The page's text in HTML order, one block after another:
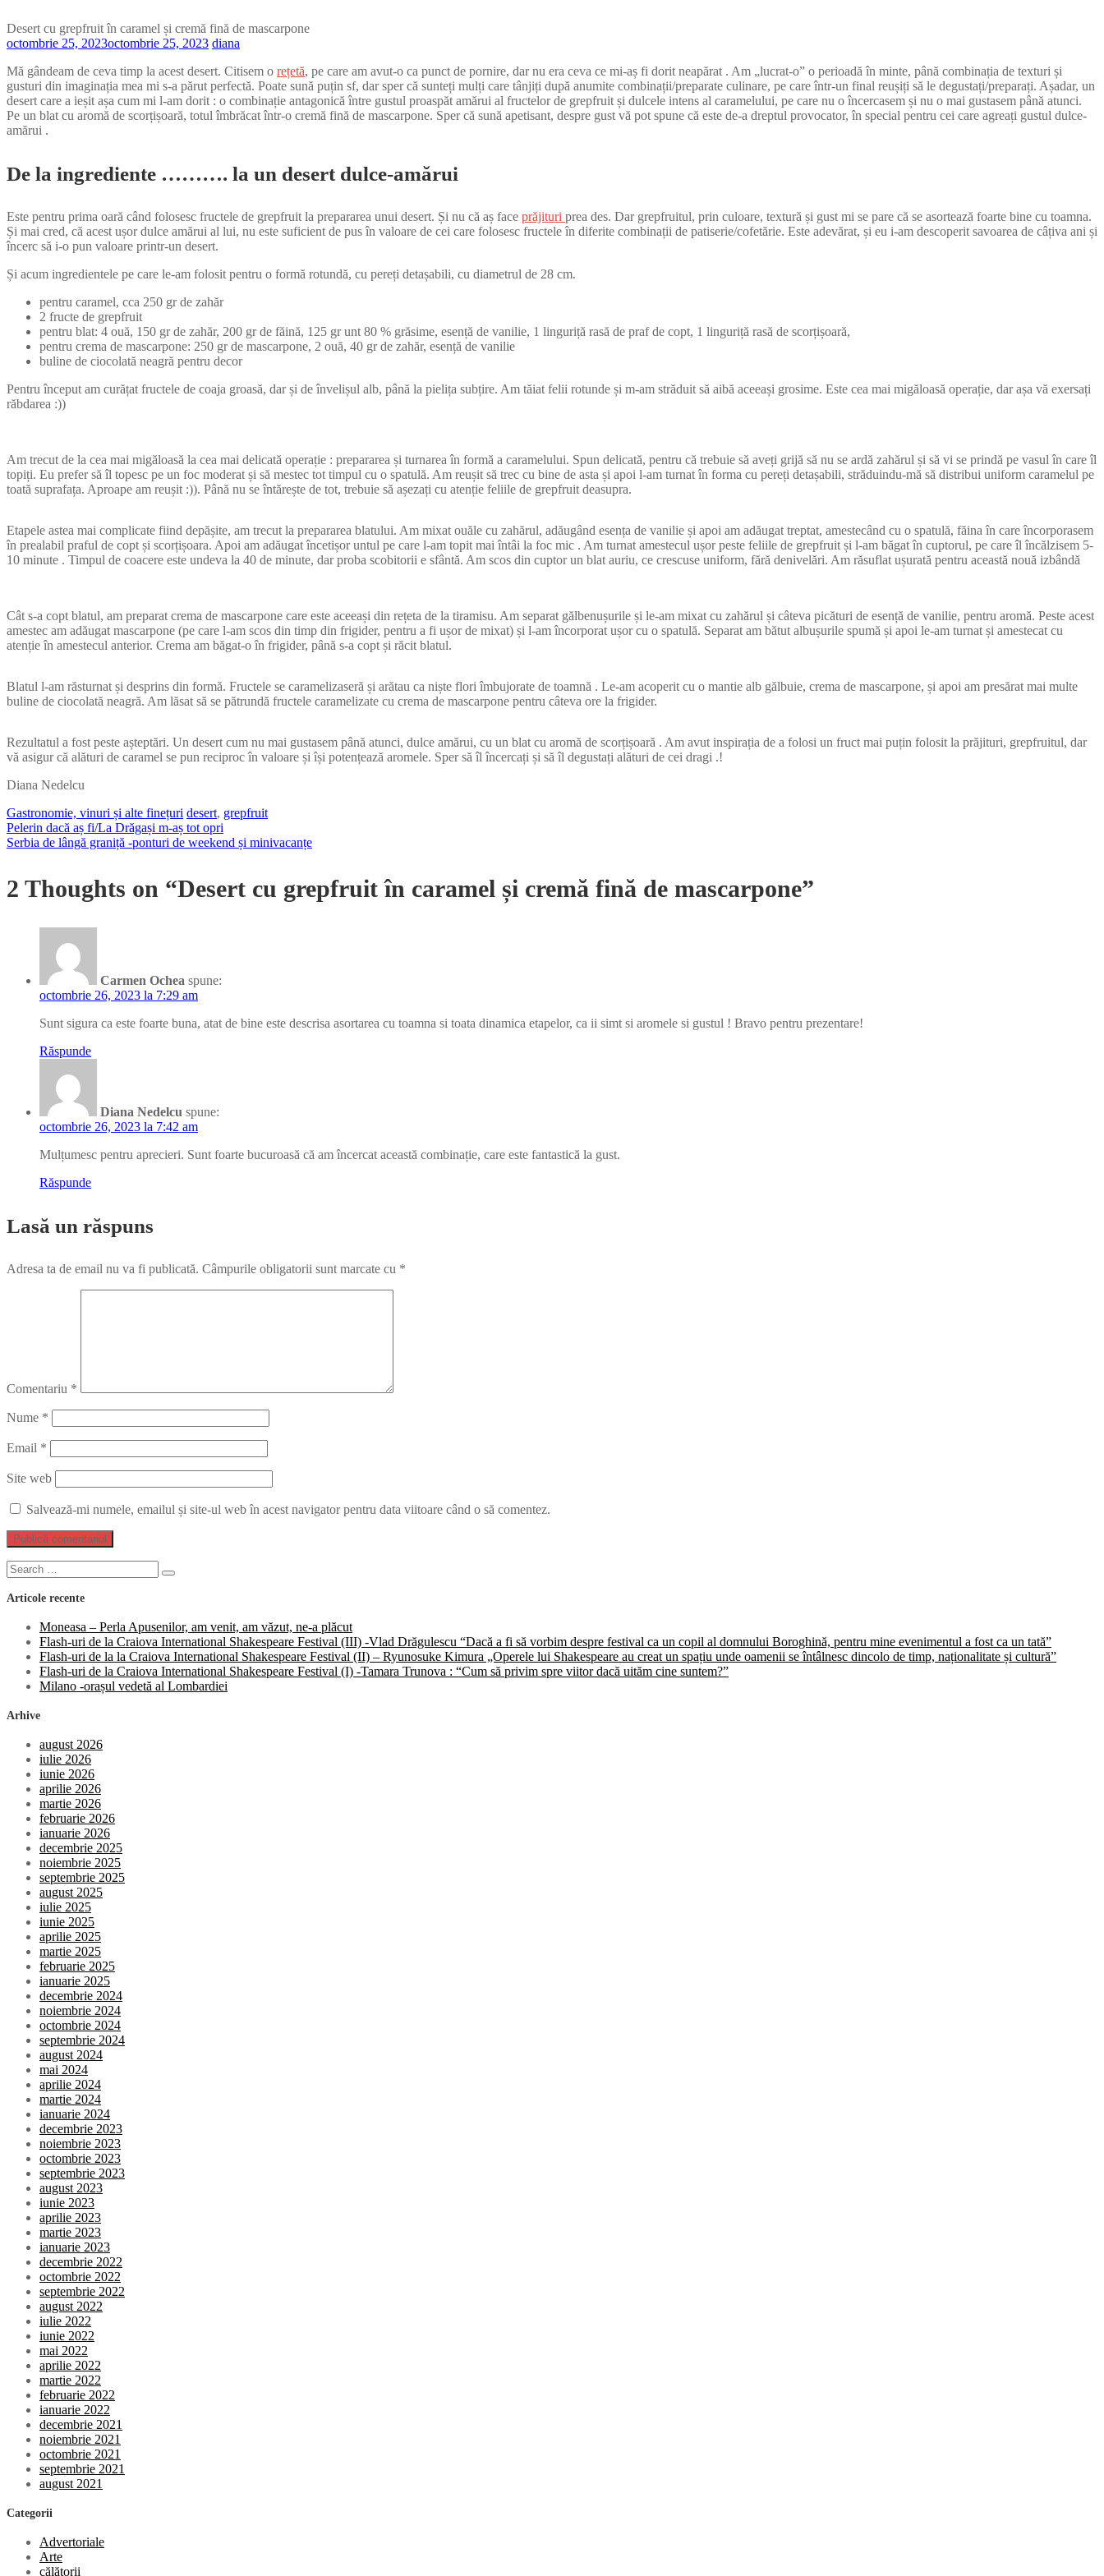
Desert cu grepfruit în caramel și cremă fină de mascarpone
octombrie 25, 2023octombrie 25, 2023 diana
Mă gândeam de ceva timp la acest desert. Citisem o rețetă, pe care am avut-o ca punct de pornire, dar nu era ceva ce mi-aș fi dorit neapărat . Am „lucrat-o” o perioadă în minte, până combinația de texturi și
gusturi din imaginația mea mi s-a părut perfectă. Poate sună puțin sf, dar sper că sunteți mulți care tânjiți după anumite combinații/preparate culinare, pe care într-un final reușiți să le degustați/preparați. Așadar, un
desert care a ieșit așa cum mi l-am dorit : o combinație antagonică între gustul proaspăt amărui al fructelor de grepfruit și dulcele intens al caramelului, pe care nu o încercasem și nu o mai gustasem până atunci.
Pe un blat cu aromă de scorțișoară, totul îmbrăcat într-o cremă fină de mascarpone. Sper că sună apetisant, despre gust vă pot spune că este de-a dreptul provocator, în special pentru cei care agreați gustul dulce-
amărui .
De la ingrediente ………. la un desert dulce-amărui
Este pentru prima oară când folosesc fructele de grepfruit la prepararea unui desert. Și nu că aș face prăjituri prea des. Dar grepfruitul, prin culoare, textură și gust mi se pare că se asortează foarte bine cu toamna.
Și mai cred, că acest ușor dulce amărui al lui, nu este suficient de pus în valoare de cei care folosesc fructele în diferite combinații de patiserie/cofetărie. Este adevărat, și eu i-am descoperit savoarea de câțiva ani și
încerc să i-o pun valoare printr-un desert.
Și acum ingredientele pe care le-am folosit pentru o formă rotundă, cu pereți detașabili, cu diametrul de 28 cm.
pentru caramel, cca 250 gr de zahăr
2 fructe de grepfruit
pentru blat: 4 ouă, 150 gr de zahăr, 200 gr de făină, 125 gr unt 80 % grăsime, esență de vanilie, 1 linguriță rasă de praf de copt, 1 linguriță rasă de scorțișoară,
pentru crema de mascarpone: 250 gr de mascarpone, 2 ouă, 40 gr de zahăr, esență de vanilie
buline de ciocolată neagră pentru decor
Pentru început am curățat fructele de coaja groasă, dar și de învelișul alb, până la pielița subțire. Am tăiat felii rotunde și m-am străduit să aibă aceeași grosime. Este cea mai migăloasă operație, dar așa vă exersați
răbdarea :))
Am trecut de la cea mai migăloasă la cea mai delicată operație : prepararea și turnarea în formă a caramelului. Spun delicată, pentru că trebuie să aveți grijă să nu se ardă zahărul și să vi se prindă pe vasul în care îl
topiți. Eu prefer să îl topesc pe un foc moderat și să mestec tot timpul cu o spatulă. Am reușit să trec cu bine de asta și apoi l-am turnat în forma cu pereți detașabili, străduindu-mă să distribui uniform caramelul pe
toată suprafața. Aproape am reușit :)). Până nu se întărește de tot, trebuie să așezați cu atenție feliile de grepfruit deasupra.
Etapele astea mai complicate fiind depășite, am trecut la prepararea blatului. Am mixat ouăle cu zahărul, adăugând esența de vanilie și apoi am adăugat treptat, amestecând cu o spatulă, făina în care încorporasem
în prealabil praful de copt și scorțișoara. Apoi am adăugat încetișor untul pe care l-am topit mai întâi la foc mic . Am turnat amestecul ușor peste feliile de grepfruit și l-am băgat în cuptorul, pe care îl încălzisem 5-
10 minute . Timpul de coacere este undeva la 40 de minute, dar proba scobitorii e sfântă. Am scos din cuptor un blat auriu, ce crescuse uniform, fără denivelări. Am răsuflat ușurată pentru această nouă izbândă
Cât s-a copt blatul, am preparat crema de mascarpone care este aceeași din rețeta de la tiramisu. Am separat gălbenușurile și le-am mixat cu zahărul și câteva picături de esență de vanilie, pentru aromă. Peste acest
amestec am adăugat mascarpone (pe care l-am scos din timp din frigider, pentru a fi ușor de mixat) și l-am încorporat ușor cu o spatulă. Separat am bătut albușurile spumă și apoi le-am turnat și amestecat cu
atenție în amestecul anterior. Crema am băgat-o în frigider, până s-a copt și răcit blatul.
Blatul l-am răsturnat și desprins din formă. Fructele se caramelizaseră și arătau ca niște flori îmbujorate de toamnă . Le-am acoperit cu o mantie alb gălbuie, crema de mascarpone, și apoi am presărat mai multe
buline de ciocolată neagră. Am lăsat să se pătrundă fructele caramelizate cu crema de mascarpone pentru câteva ore la frigider.
Rezultatul a fost peste așteptări. Un desert cum nu mai gustasem până atunci, dulce amărui, cu un blat cu aromă de scorțișoară . Am avut inspirația de a folosi un fruct mai puțin folosit la prăjituri, grepfruitul, dar
vă asigur că alături de caramel se pun reciproc în valoare și își potențează aromele. Sper să îl încercați și să îl degustați alături de cei dragi .!
Diana Nedelcu
Gastronomie, vinuri și alte finețuri desert, grepfruit
Navigare
în
Pelerin dacă aș fi/La Drăgași m-aș tot opri
Serbia de lângă graniță -ponturi de weekend și minivacanțe
2 Thoughts on “Desert cu grepfruit în caramel și cremă fină de mascarpone”
Carmen Ochea spune:
octombrie 26, 2023 la 7:29 am
Sunt sigura ca este foarte buna, atat de bine este descrisa asortarea cu toamna si toata dinamica etapelor, ca ii simt si aromele si gustul ! Bravo pentru prezentare!
Răspunde
Diana Nedelcu spune:
octombrie 26, 2023 la 7:42 am
Mulțumesc pentru aprecieri. Sunt foarte bucuroasă că am încercat această combinație, care este fantastică la gust.
Răspunde
Lasă un răspuns
Adresa ta de email nu va fi publicată. Câmpurile obligatorii sunt marcate cu *
Comentariu *
Nume *
Email *
Site web
Salvează-mi numele, emailul și site-ul web în acest navigator pentru data viitoare când o să comentez.
Search
for:
Search
Articole recente
Moneasa – Perla Apusenilor, am venit, am văzut, ne-a plăcut
Flash-uri de la Craiova International Shakespeare Festival (III) -Vlad Drăgulescu “Dacă a fi să vorbim despre festival ca un copil al domnului Boroghină, pentru mine evenimentul a fost ca un tată”
Flash-uri de la la Craiova International Shakespeare Festival (II) – Ryunosuke Kimura „Operele lui Shakespeare au creat un spațiu unde oamenii se întâlnesc dincolo de timp, naționalitate și cultură”
Flash-uri de la Craiova International Shakespeare Festival (I) -Tamara Trunova : “Cum să privim spre viitor dacă uităm cine suntem?”
Milano -orașul vedetă al Lombardiei
Arhive
august 2026
iulie 2026
iunie 2026
aprilie 2026
martie 2026
februarie 2026
ianuarie 2026
decembrie 2025
noiembrie 2025
septembrie 2025
august 2025
iulie 2025
iunie 2025
aprilie 2025
martie 2025
februarie 2025
ianuarie 2025
decembrie 2024
noiembrie 2024
octombrie 2024
septembrie 2024
august 2024
mai 2024
aprilie 2024
martie 2024
ianuarie 2024
decembrie 2023
noiembrie 2023
octombrie 2023
septembrie 2023
august 2023
iunie 2023
aprilie 2023
martie 2023
ianuarie 2023
decembrie 2022
octombrie 2022
septembrie 2022
august 2022
iulie 2022
iunie 2022
mai 2022
aprilie 2022
martie 2022
februarie 2022
ianuarie 2022
decembrie 2021
noiembrie 2021
octombrie 2021
septembrie 2021
august 2021
Categorii
Advertoriale
Arte
călătorii